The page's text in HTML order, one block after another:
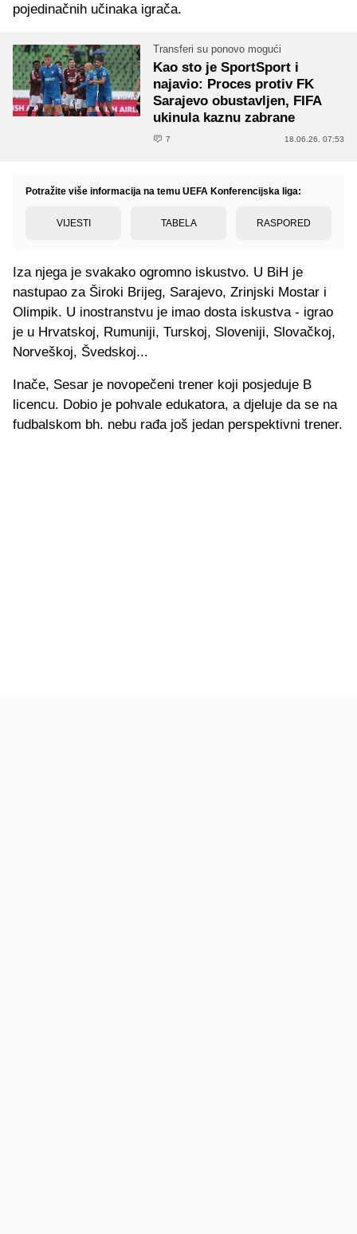
pojedinačnih učinaka igrača.
Transferi su ponovo mogući
Kao sto je SportSport i
najavio: Proces protiv FK
Sarajevo obustavljen, FIFA
ukinula kaznu zabrane
7 18.06.26. 07:53
Potražite više informacija na temu UEFA Konferencijska liga:
VIJESTI TABELA RASPORED
Iza njega je svakako ogromno iskustvo. U BiH je
nastupao za Široki Brijeg, Sarajevo, Zrinjski Mostar i
Olimpik. U inostranstvu je imao dosta iskustva - igrao
je u Hrvatskoj, Rumuniji, Turskoj, Sloveniji, Slovačkoj,
Norveškoj, Švedskoj...
Inače, Sesar je novopečeni trener koji posjeduje B
licencu. Dobio je pohvale edukatora, a djeluje da se na
fudbalskom bh. nebu rađa još jedan perspektivni trener.